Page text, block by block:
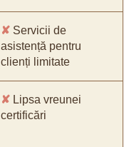
✘ Servicii de
asistență pentru
clienți limitate
✘ Lipsa vreunei
certificări